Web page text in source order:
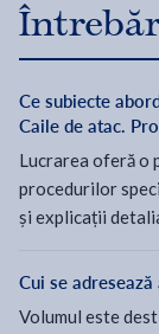
Ce subiecte
Caile de atac.
Lucrarea oferă o
procedurilor
și explicații
Cui se
Volumul este